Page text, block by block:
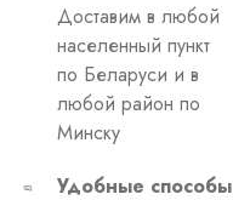
Доставим в любой
населенный пункт
по Беларуси и в
любой район по
Минску
Удобные способы